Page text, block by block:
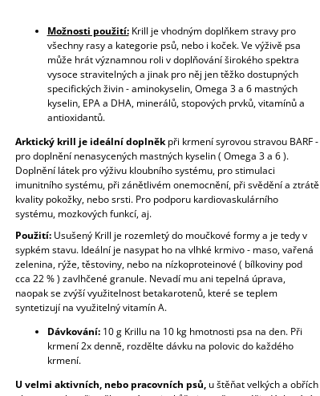
Možnosti použití: Krill je vhodným doplňkem stravy pro
všechny rasy a kategorie psů, nebo i koček. Ve výživě psa
může hrát významnou roli v doplňování širokého spektra
vysoce stravitelných a jinak pro něj jen těžko dostupných
specifických živin - aminokyselin, Omega 3 a 6 mastných
kyselin, EPA a DHA, minerálů, stopových prvků, vitamínů a
antioxidantů.
Arktický krill je ideální doplněkpři krmení syrovou stravou BARF -
pro doplnění nenasycených mastných kyselin ( Omega 3 a 6 ).
Doplnění látek pro výživu kloubního systému, pro stimulaci
imunitního systému, při zánětlivém onemocnění, při svědění a ztrátě
kvality pokožky, nebo srsti. Pro podporu kardiovaskulárního
systému, mozkových funkcí, aj.
Použití: Usušený Krill je rozemletý do moučkové formy a je tedy v
sypkém stavu. Ideální je nasypat ho na vlhké krmivo - maso, vařená
zelenina, rýže, těstoviny, nebo na nízkoproteinové ( bílkoviny pod
cca 22 % ) zavlhčené granule. Nevadí mu ani tepelná úprava,
naopak se zvýší využitelnost betakarotenů, které se teplem
syntetizují na využitelný vitamín A.
Dávkování: 10 g Krillu na 10 kg hmotnosti psa na den. Při
krmení 2x denně, rozdělte dávku na polovic do každého
krmení.
U velmi aktivních, nebo pracovních psů, u štěňat velkých a obřích